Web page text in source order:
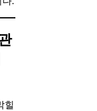
힐